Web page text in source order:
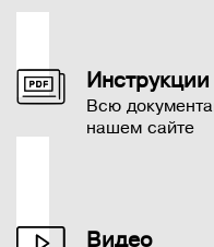
Инструкции
Всю
нашем сайте
Видео